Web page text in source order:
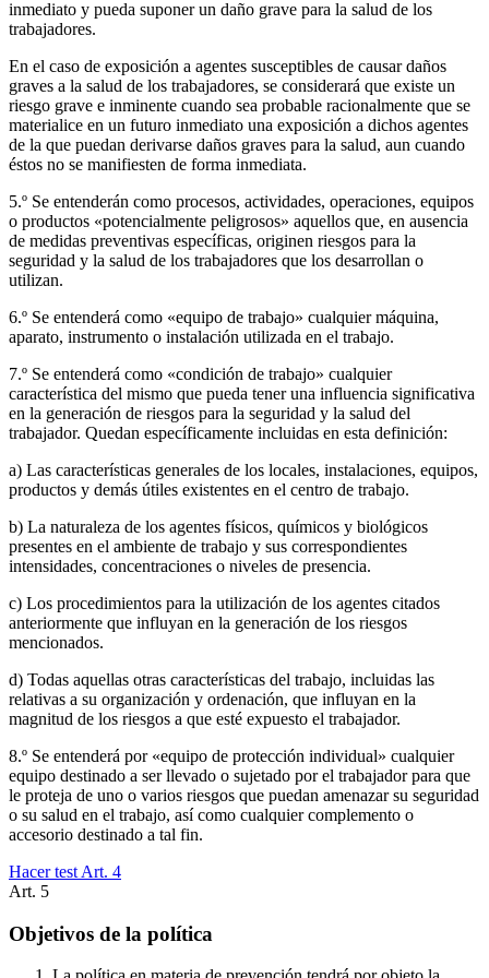
inmediato y pueda suponer un daño grave para la salud de los
trabajadores.
En el caso de exposición a agentes susceptibles de causar daños
graves a la salud de los trabajadores, se considerará que existe un
riesgo grave e inminente cuando sea probable racionalmente que se
materialice en un futuro inmediato una exposición a dichos agentes
de la que puedan derivarse daños graves para la salud, aun cuando
éstos no se manifiesten de forma inmediata.
5.º Se entenderán como procesos, actividades, operaciones, equipos
o productos «potencialmente peligrosos» aquellos que, en ausencia
de medidas preventivas específicas, originen riesgos para la
seguridad y la salud de los trabajadores que los desarrollan o
utilizan.
6.º Se entenderá como «equipo de trabajo» cualquier máquina,
aparato, instrumento o instalación utilizada en el trabajo.
7.º Se entenderá como «condición de trabajo» cualquier
característica del mismo que pueda tener una influencia significativa
en la generación de riesgos para la seguridad y la salud del
trabajador. Quedan específicamente incluidas en esta definición:
a) Las características generales de los locales, instalaciones, equipos,
productos y demás útiles existentes en el centro de trabajo.
b) La naturaleza de los agentes físicos, químicos y biológicos
presentes en el ambiente de trabajo y sus correspondientes
intensidades, concentraciones o niveles de presencia.
c) Los procedimientos para la utilización de los agentes citados
anteriormente que influyan en la generación de los riesgos
mencionados.
d) Todas aquellas otras características del trabajo, incluidas las
relativas a su organización y ordenación, que influyan en la
magnitud de los riesgos a que esté expuesto el trabajador.
8.º Se entenderá por «equipo de protección individual» cualquier
equipo destinado a ser llevado o sujetado por el trabajador para que
le proteja de uno o varios riesgos que puedan amenazar su seguridad
o su salud en el trabajo, así como cualquier complemento o
accesorio destinado a tal fin.
Hacer test Art. 4
Art. 5
Objetivos de la política